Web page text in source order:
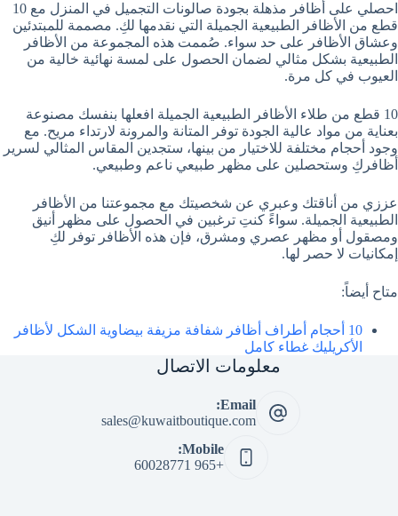
احصلي على أظافر مذهلة بجودة صالونات التجميل في المنزل مع 10
قطع من الأظافر الطبيعية الجميلة التي نقدمها لكِ. مصممة للمبتدئين
وعشاق الأظافر على حد سواء. صُممت هذه المجموعة من الأظافر
الطبيعية بشكل مثالي لضمان الحصول على لمسة نهائية خالية من
العيوب في كل مرة.
10 قطع من طلاء الأظافر الطبيعية الجميلة افعلها بنفسك مصنوعة
بعناية من مواد عالية الجودة توفر المتانة والمرونة لارتداء مريح. مع
وجود أحجام مختلفة للاختيار من بينها، ستجدين المقاس المثالي لسرير
أظافركِ وستحصلين على مظهر طبيعي ناعم وطبيعي.
عززي من أناقتك وعبري عن شخصيتك مع مجموعتنا من الأظافر
الطبيعية الجميلة. سواءً كنتِ ترغبين في الحصول على مظهر أنيق
ومصقول أو مظهر عصري ومشرق، فإن هذه الأظافر توفر لكِ
إمكانيات لا حصر لها.
متاح أيضاً:
10 أحجام أطراف أظافر شفافة مزيفة بيضاوية الشكل لأظافر
الأكريليك غطاء كامل
معلومات الاتصال
Email:
sales@kuwaitboutique.com
Mobile:
+965 60028771